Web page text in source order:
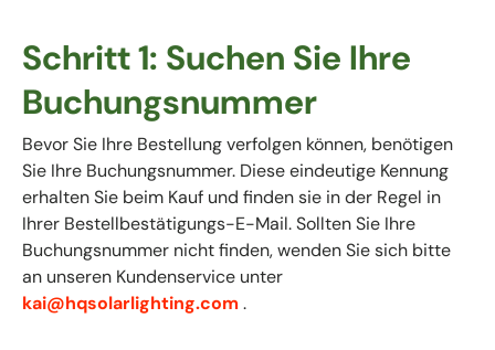
Schritt 1: Suchen Sie Ihre
Buchungsnummer
Bevor Sie Ihre Bestellung verfolgen können, benötigen
Sie Ihre Buchungsnummer. Diese eindeutige Kennung
erhalten Sie beim Kauf und finden sie in der Regel in
Ihrer Bestellbestätigungs-E-Mail. Sollten Sie Ihre
Buchungsnummer nicht finden, wenden Sie sich bitte
an unseren Kundenservice unter
kai@hqsolarlighting.com.